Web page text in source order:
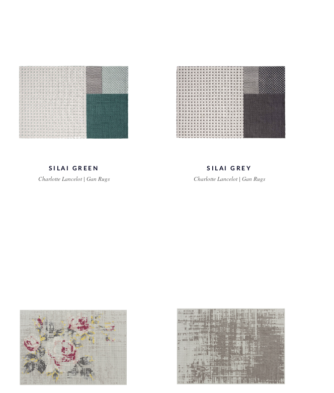
SILAI GREY
Charlotte Lancelot | Gan Rugs
SILAI GREEN
Charlotte Lancelot | Gan Rugs